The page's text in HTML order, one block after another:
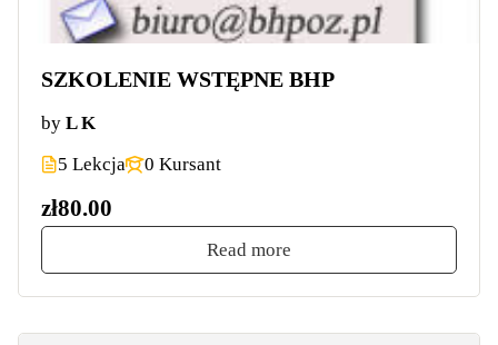
SZKOLENIE WSTĘPNE BHP
by L K
5 Lekcja
0 Kursant
zł80.00
Read more